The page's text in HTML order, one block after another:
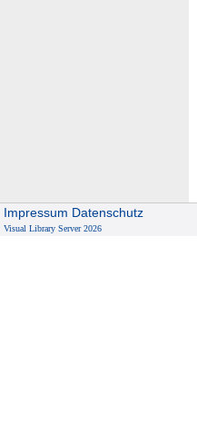
Impressum Datenschutz
Visual Library Server 2026